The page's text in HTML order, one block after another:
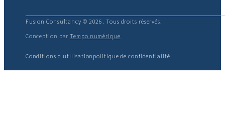
Fusion Consultancy © 2026. Tous droits réservés.
Conception par Tempo numérique
Conditions d'utilisationpolitique de confidentialité